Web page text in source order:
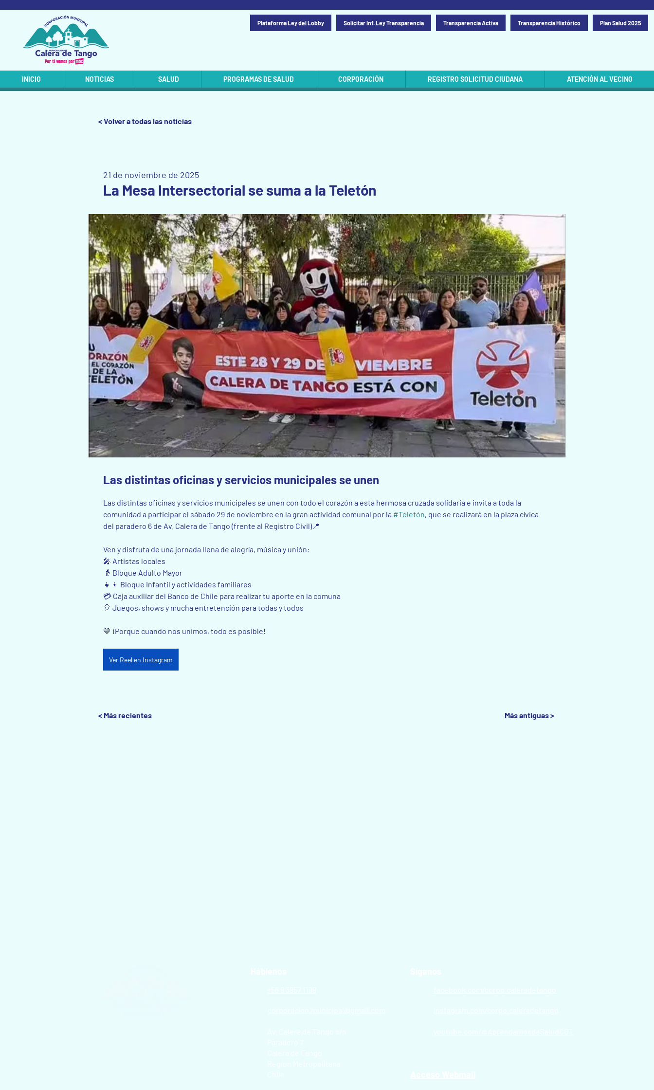
Plataforma Ley del Lobby Solicitar Inf. Ley Transparencia Transparencia Activa Transparencia Histórico Plan Salud 2025
INICIO NOTICIAS SALUD PROGRAMAS DE SALUD CORPORACIÓN REGISTRO SOLICITUD CIUDANA ATENCIÓN AL VECINO
< Volver a todas las noticias
21 de noviembre de 2025
La Mesa Intersectorial se suma a la Teletón
Las distintas oficinas y servicios municipales se unen
Las distintas oficinas y servicios municipales se unen con todo el corazón a esta hermosa cruzada solidaria e invita a toda la
comunidad a participar el sábado 29 de noviembre en la gran actividad comunal por la #Teletón, que se realizará en la plaza cívica
del paradero 6 de Av. Calera de Tango (frente al Registro Civil)📍
Ven y disfruta de una jornada llena de alegría, música y unión:
🎤 Artistas locales
👵 Bloque Adulto Mayor
👧👦 Bloque Infantil y actividades familiares
💳 Caja auxiliar del Banco de Chile para realizar tu aporte en la comuna
🎈 Juegos, shows y mucha entretención para todas y todos
💛 ¡Porque cuando nos unimos, todo es posible!
Ver Reel en Instagram
< Más recientes Más antiguas >